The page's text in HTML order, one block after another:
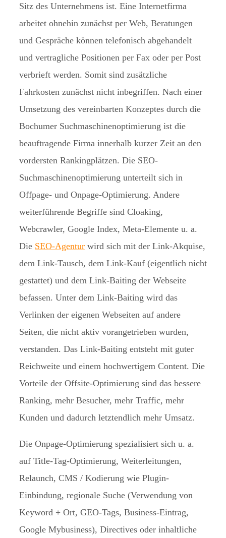
Sitz des Unternehmens ist. Eine Internetfirma
arbeitet ohnehin zunächst per Web, Beratungen
und Gespräche können telefonisch abgehandelt
und vertragliche Positionen per Fax oder per Post
verbrieft werden. Somit sind zusätzliche
Fahrkosten zunächst nicht inbegriffen. Nach einer
Umsetzung des vereinbarten Konzeptes durch die
Bochumer Suchmaschinenoptimierung ist die
beauftragende Firma innerhalb kurzer Zeit an den
vordersten Rankingplätzen. Die SEO-
Suchmaschinenoptimierung unterteilt sich in
Offpage- und Onpage-Optimierung. Andere
weiterführende Begriffe sind Cloaking,
Webcrawler, Google Index, Meta-Elemente u. a.
Die SEO-Agentur wird sich mit der Link-Akquise,
dem Link-Tausch, dem Link-Kauf (eigentlich nicht
gestattet) und dem Link-Baiting der Webseite
befassen. Unter dem Link-Baiting wird das
Verlinken der eigenen Webseiten auf andere
Seiten, die nicht aktiv vorangetrieben wurden,
verstanden. Das Link-Baiting entsteht mit guter
Reichweite und einem hochwertigem Content. Die
Vorteile der Offsite-Optimierung sind das bessere
Ranking, mehr Besucher, mehr Traffic, mehr
Kunden und dadurch letztendlich mehr Umsatz.
Die Onpage-Optimierung spezialisiert sich u. a.
auf Title-Tag-Optimierung, Weiterleitungen,
Relaunch, CMS / Kodierung wie Plugin-
Einbindung, regionale Suche (Verwendung von
Keyword + Ort, GEO-Tags, Business-Eintrag,
Google Mybusiness), Directives oder inhaltliche